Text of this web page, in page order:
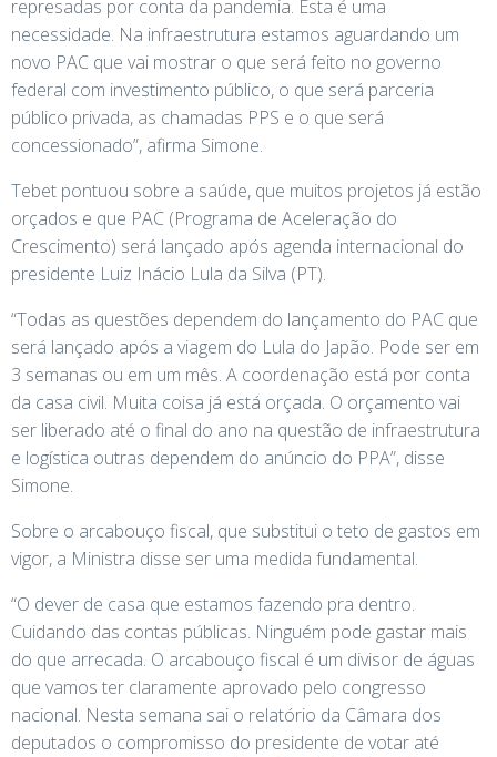
represadas por conta da pandemia. Esta é uma
necessidade. Na infraestrutura estamos aguardando um
novo PAC que vai mostrar o que será feito no governo
federal com investimento público, o que será parceria
público privada, as chamadas PPS e o que será
concessionado”, afirma Simone.
Tebet pontuou sobre a saúde, que muitos projetos já estão
orçados e que PAC (Programa de Aceleração do
Crescimento) será lançado após agenda internacional do
presidente Luiz Inácio Lula da Silva (PT).
“Todas as questões dependem do lançamento do PAC que
será lançado após a viagem do Lula do Japão. Pode ser em
3 semanas ou em um mês. A coordenação está por conta
da casa civil. Muita coisa já está orçada. O orçamento vai
ser liberado até o final do ano na questão de infraestrutura
e logística outras dependem do anúncio do PPA”, disse
Simone.
Sobre o arcabouço fiscal, que substitui o teto de gastos em
vigor, a Ministra disse ser uma medida fundamental.
“O dever de casa que estamos fazendo pra dentro.
Cuidando das contas públicas. Ninguém pode gastar mais
do que arrecada. O arcabouço fiscal é um divisor de águas
que vamos ter claramente aprovado pelo congresso
nacional. Nesta semana sai o relatório da Câmara dos
deputados o compromisso do presidente de votar até